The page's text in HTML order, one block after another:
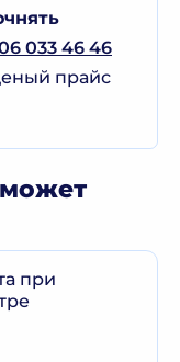
033 46 46
прайс
при